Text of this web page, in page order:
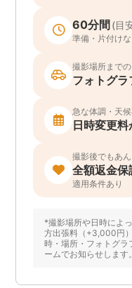
60分間 (目
準備・片付け
撮影場所までの
フォトグ
急な体調・天
日時変更
撮影後でもあ
全額返金保
適用条件あり
*撮影場所や日時によ
方出張料（+3,000円
時・場所・フォトグラ
ームでお知らせします。